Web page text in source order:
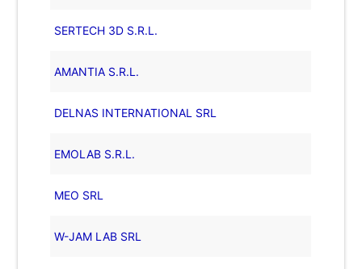
SERTECH 3D S.R.L.
AMANTIA S.R.L.
DELNAS INTERNATIONAL SRL
EMOLAB S.R.L.
MEO SRL
W-JAM LAB SRL